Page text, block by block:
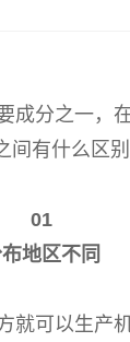
分之一，
间有什么区
01
地区不同
可以生产机